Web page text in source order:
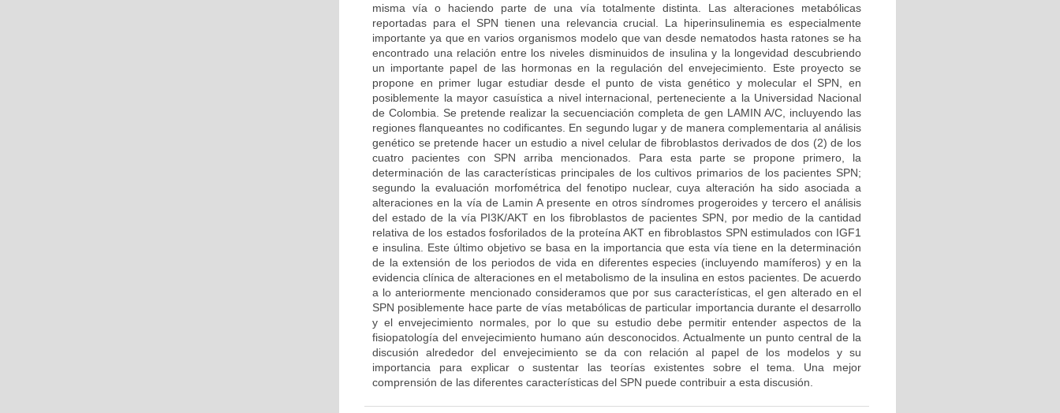
misma vía o haciendo parte de una vía totalmente distinta. Las alteraciones metabólicas
reportadas para el SPN tienen una relevancia crucial. La hiperinsulinemia es especialmente
importante ya que en varios organismos modelo que van desde nematodos hasta ratones se ha
encontrado una relación entre los niveles disminuidos de insulina y la longevidad descubriendo
un importante papel de las hormonas en la regulación del envejecimiento. Este proyecto se
propone en primer lugar estudiar desde el punto de vista genético y molecular el SPN, en
posiblemente la mayor casuística a nivel internacional, perteneciente a la Universidad Nacional
de Colombia. Se pretende realizar la secuenciación completa de gen LAMIN A/C, incluyendo las
regiones flanqueantes no codificantes. En segundo lugar y de manera complementaria al análisis
genético se pretende hacer un estudio a nivel celular de fibroblastos derivados de dos (2) de los
cuatro pacientes con SPN arriba mencionados. Para esta parte se propone primero, la
determinación de las características principales de los cultivos primarios de los pacientes SPN;
segundo la evaluación morfométrica del fenotipo nuclear, cuya alteración ha sido asociada a
alteraciones en la vía de Lamin A presente en otros síndromes progeroides y tercero el análisis
del estado de la vía PI3K/AKT en los fibroblastos de pacientes SPN, por medio de la cantidad
relativa de los estados fosforilados de la proteína AKT en fibroblastos SPN estimulados con IGF1
e insulina. Este último objetivo se basa en la importancia que esta vía tiene en la determinación
de la extensión de los periodos de vida en diferentes especies (incluyendo mamíferos) y en la
evidencia clínica de alteraciones en el metabolismo de la insulina en estos pacientes. De acuerdo
a lo anteriormente mencionado consideramos que por sus características, el gen alterado en el
SPN posiblemente hace parte de vías metabólicas de particular importancia durante el desarrollo
y el envejecimiento normales, por lo que su estudio debe permitir entender aspectos de la
fisiopatología del envejecimiento humano aún desconocidos. Actualmente un punto central de la
discusión alrededor del envejecimiento se da con relación al papel de los modelos y su
importancia para explicar o sustentar las teorías existentes sobre el tema. Una mejor
comprensión de las diferentes características del SPN puede contribuir a esta discusión.